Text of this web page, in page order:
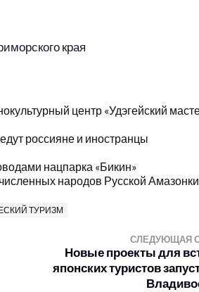
края
центр «Удэгейский
россияне и иностранцы
нацпарка «Бикин»
народов Русской Амазонки
ТУРИЗМ
СЛЕДУЮЩАЯ
Новые проекты для
японских туристов